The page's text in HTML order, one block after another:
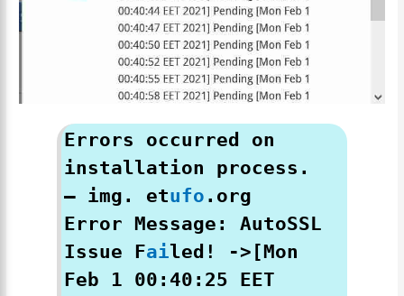
Errors occurred on
installation process.
– img. etufo .org
Error Message: AutoSSL
Issue Failed! ->[Mon
Feb 1 00:40:25 EET